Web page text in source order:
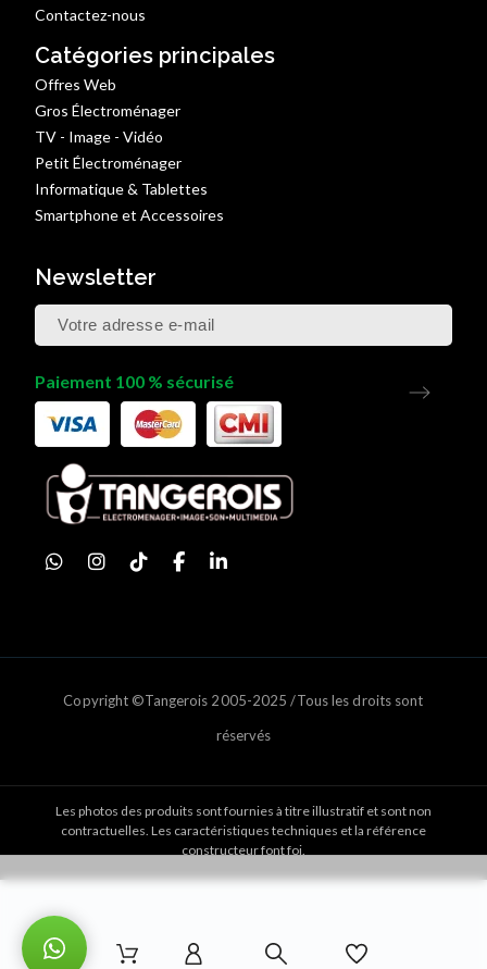
Contactez-nous
Catégories principales
Offres Web
Gros Électroménager
TV - Image - Vidéo
Petit Électroménager
Informatique & Tablettes
Smartphone et Accessoires
Newsletter
Paiement 100 % sécurisé
Copyright ©Tangerois 2005-2025 /Tous les droits sont
réservés
Les photos des produits sont fournies à titre illustratif et sont non
contractuelles. Les caractéristiques techniques et la référence
constructeur font foi.